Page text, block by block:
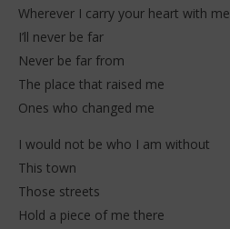
Wherever I carry your heart with me
I’ll never be far
Never be far from
The place that raised me
Ones who changed me
I would not be who I am without
This town
Those streets
Hold a piece of me there